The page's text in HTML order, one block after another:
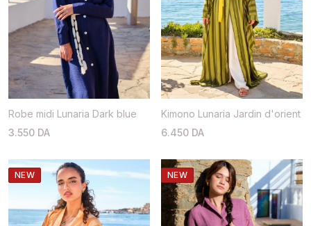
Robe midi Lunaria Dark blue
3.550 DA
Kimono Lunaria Jardin d'orient
6.450 DA
NEW NEW